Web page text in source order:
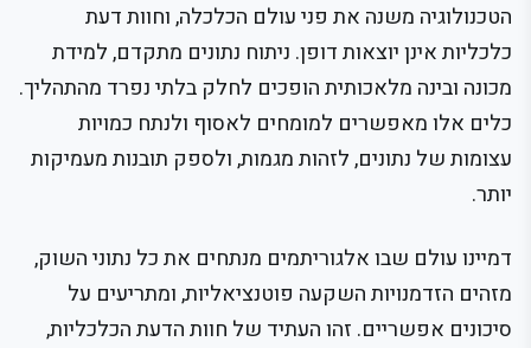
הטכנולוגיה משנה את פני עולם הכלכלה, וחוות דעת
כלכליות אינן יוצאות דופן. ניתוח נתונים מתקדם, למידת
מכונה ובינה מלאכותית הופכים לחלק בלתי נפרד מהתהליך.
כלים אלו מאפשרים למומחים לאסוף ולנתח כמויות
עצומות של נתונים, לזהות מגמות, ולספק תובנות מעמיקות
יותר.
דמיינו עולם שבו אלגוריתמים מנתחים את כל נתוני השוק,
מזהים הזדמנויות השקעה פוטנציאליות, ומתריעים על
סיכונים אפשריים. זהו העתיד של חוות הדעת הכלכליות,